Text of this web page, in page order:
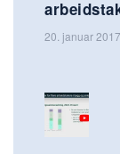
20. januar 2017